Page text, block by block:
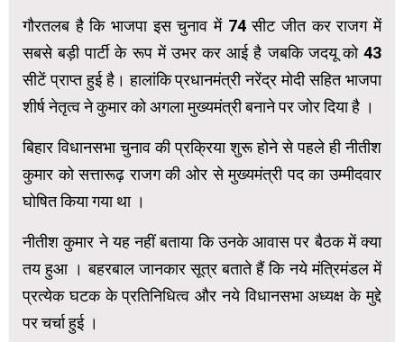
गौरतलब है कि भाजपा इस चुनाव में 74 सीट जीत कर राजग में
सबसे बड़ी पार्टी के रूप में उभर कर आई है जबकि जदयू को 43
सीटें प्राप्त हुई है। हालांकि प्रधानमंत्री नरेंद्र मोदी सहित भाजपा
शीर्ष नेतृत्व ने कुमार को अगला मुख्यमंत्री बनाने पर जोर दिया है ।
बिहार विधानसभा चुनाव की प्रक्रिया शुरू होने से पहले ही नीतीश
कुमार को सत्तारूढ़ राजग की ओर से मुख्यमंत्री पद का उम्मीदवार
घोषित किया गया था ।
नीतीश कुमार ने यह नहीं बताया कि उनके आवास पर बैठक में क्या
तय हुआ । बहरबाल जानकार सूत्र बताते हैं कि नये मंत्रिमंडल में
प्रत्येक घटक के प्रतिनिधित्व और नये विधानसभा अध्यक्ष के मुद्दे
पर चर्चा हुई ।